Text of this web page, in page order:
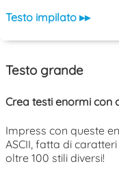
Testo impilato ▸▸
Testo grande
Crea testi enormi con
Impress con queste
ASCII, fatta di
oltre 100 stili diversi!